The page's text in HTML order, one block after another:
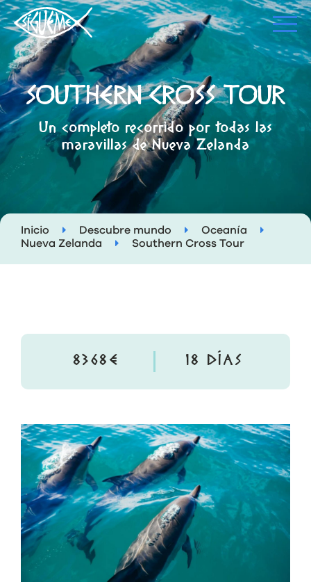
SOUTHERN CROSS TOUR
Un completo recorrido por todas las
maravillas de Nueva Zelanda
Inicio Descubre mundo
Oceanía
Nueva Zelanda
Southern Cross Tour
8368€ 18 DÍAS